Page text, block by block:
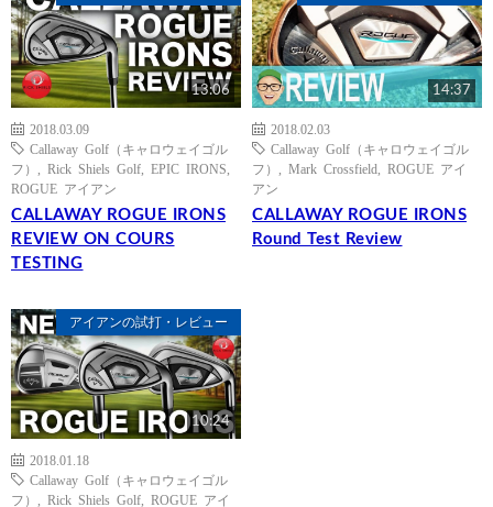
13:06
2018.03.09
Callaway Golf（キャロウェイゴル
フ）
Rick Shiels Golf EPIC IRONS
ROGUE アイアン
CALLAWAY ROGUE IRONS
REVIEW ON COURS
TESTING
14:37
2018.02.03
Callaway Golf（キャロウェイゴル
フ）
Mark Crossfield
ROGUE アイ
アン
CALLAWAY ROGUE IRONS
Round Test Review
アイアンの試打・レビュー
10:24
2018.01.18
Callaway Golf（キャロウェイゴル
フ）
Rick Shiels Golf
ROGUE アイ